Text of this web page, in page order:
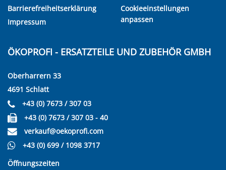
Barrierefreiheitserklärung
Impressum
Cookieeinstellungen
anpassen
ÖKOPROFI - ERSATZTEILE UND ZUBEHÖR GMBH
Oberharrern 33
4691 Schlatt
+43 (0) 7673 / 307 03
+43 (0) 7673 / 307 03 - 40
verkauf@oekoprofi.com
+43 (0) 699 / 1098 3717
Öffnungszeiten